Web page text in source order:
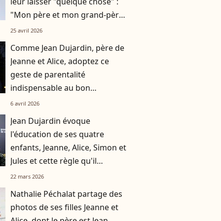
"Mon père et mon grand-père
ne m’ont rien laissé"
25 avril 2026
Comme Jean Dujardin, père de
Jeanne et Alice, adoptez ce
geste de parentalité
indispensable au bon
développement de l'enfant
6 avril 2026
Jean Dujardin évoque
l'éducation de ses quatre
enfants, Jeanne, Alice, Simon et
Jules et cette règle qu'il
s'impose à la maison
22 mars 2026
Nathalie Péchalat partage des
photos de ses filles Jeanne et